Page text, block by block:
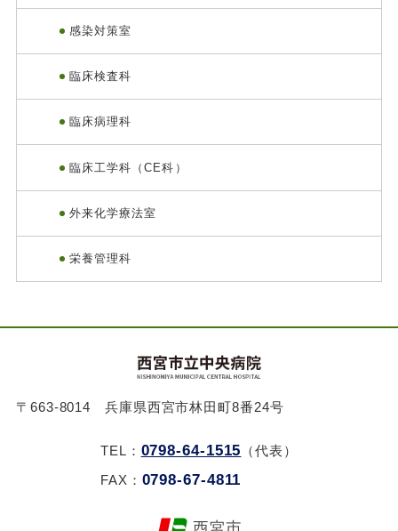
感染対策室
臨床検査科
臨床病理科
臨床工学科（CE科）
外来化学療法室
栄養管理科
〒663-8014 兵庫県西宮市林田町8番24号
TEL： 0798-64-1515 （代表）
FAX： 0798-67-4811